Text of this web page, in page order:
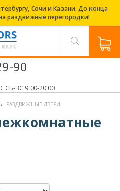
Сочи и Казани. До конца
раздвижные перегородки!
90
СБ-ВС 9:00-20:00
› РАЗДВИЖНЫЕ ДВЕРИ